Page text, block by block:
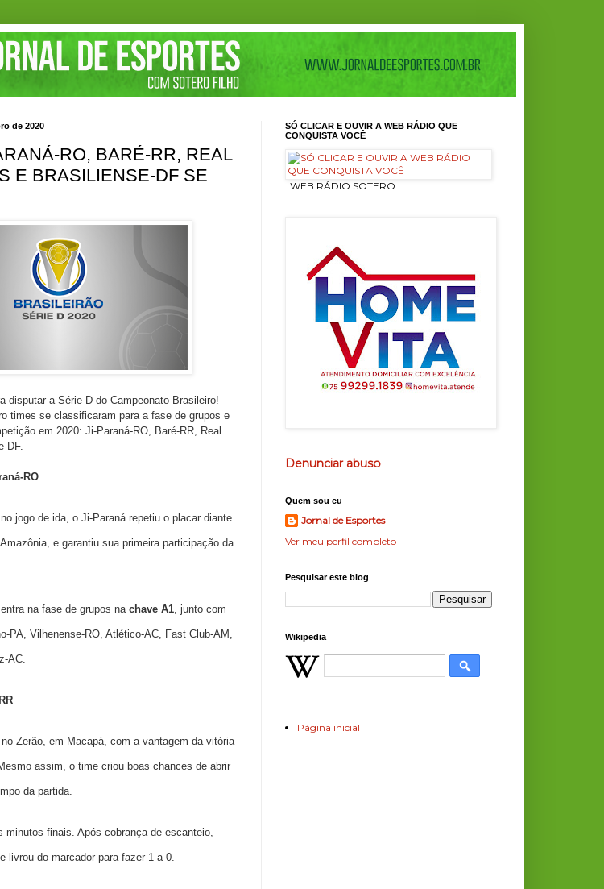
de 2020
RO, BARÉ-RR, REAL
E BRASILIENSE-DF SE
disputar a Série D do Campeonato Brasileiro!
times se classificaram para a fase de grupos e
em 2020: Ji-Paraná-RO, Baré-RR, Real
DF.
RO
jogo de ida, o Ji-Paraná repetiu o placar diante
e garantiu sua primeira participação da
na fase de grupos na chave A1 , junto com
PA, Vilhenense-RO, Atlético-AC, Fast Club-AM,
AC.
Zerão, em Macapá, com a vantagem da vitória
assim, o time criou boas chances de abrir
da partida.
minutos finais. Após cobrança de escanteio,
livrou do marcador para fazer 1 a 0.
SÓ CLICAR E OUVIR A WEB RÁDIO QUE
CONQUISTA VOCÊ
ㅤ WEB RÁDIO SOTERO
Denunciar abuso
Quem sou eu
Jornal de Esportes
Ver meu perfil completo
Pesquisar este blog
Wikipedia
Página inicial